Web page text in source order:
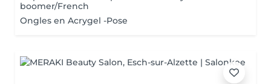
boomer/French
Ongles en Acrygel -Pose